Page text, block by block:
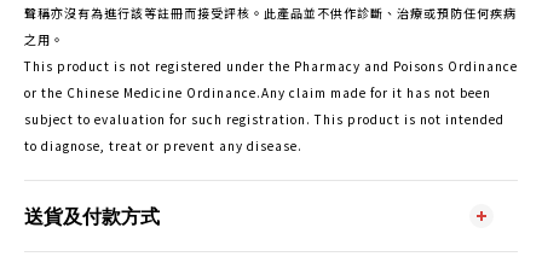
聲稱亦沒有為進行該等註冊而接受評核。此產品並不供作診斷、治療或預防任何疾病
之用。
This product is not registered under the Pharmacy and Poisons Ordinance
or the Chinese Medicine Ordinance.Any claim made for it has not been
subject to evaluation for such registration. This product is not intended
to diagnose, treat or prevent any disease.
送貨及付款方式